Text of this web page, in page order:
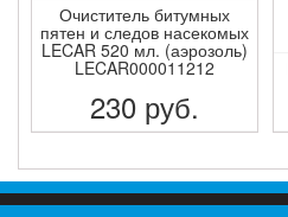
Очиститель битумных
пятен и следов насекомых
LECAR 520 мл. (аэрозоль)
LECAR000011212
230 руб.
ПОДРОБНЕЕ